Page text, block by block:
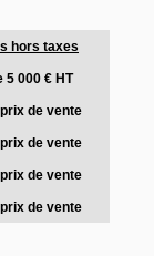
hors taxes
5 000 € HT
de vente
de vente
de vente
de vente